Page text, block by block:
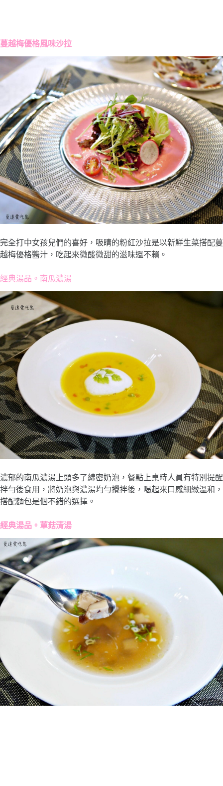
蔓越梅優格風味沙拉
完全打中女孩兒們的喜好，吸睛的粉紅沙拉是以新鮮生菜搭配蔓
越梅優格醬汁，吃起來微酸微甜的滋味還不賴。
經典湯品。南瓜濃湯
濃郁的南瓜濃湯上頭多了綿密奶泡，餐點上桌時人員有特別提醒
拌勻後食用，將奶泡與濃湯均勻攪拌後，喝起來口感細緻溫和，
搭配麵包是個不錯的選擇。
經典湯品。蕈菇清湯